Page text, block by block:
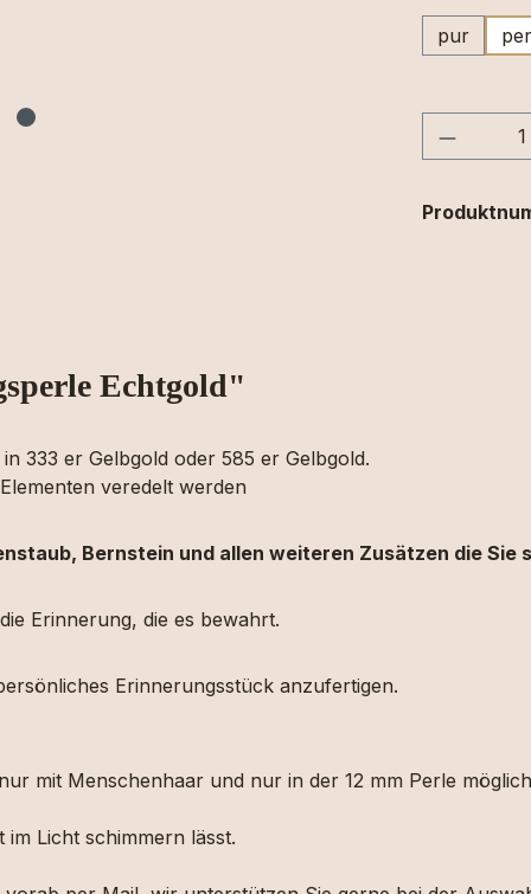
pur
Echtgold"
333 er Gelbgold oder 585 er Gelbgold.
veredelt werden
Bernstein und allen weiteren Zusätzen die Sie
Erinnerung, die es bewahrt.
Erinnerungsstück anzufertigen.
mit Menschenhaar und nur in der 12 mm Perle
Licht schimmern lässt.